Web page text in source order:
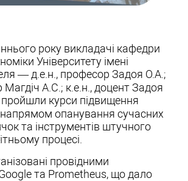
року викладачі кафедри
Університету імені
— д.е.н., професор Задоя О.А.;
Магдіч А.С.; к.е.н., доцент Задоя
курси підвищення
напрямом опанування сучасних
та інструментів штучного
процесі.
провідними
та Prometheus, що дало